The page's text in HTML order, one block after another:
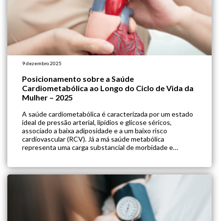
9 dezembro 2025
Posicionamento sobre a Saúde
Cardiometabólica ao Longo do Ciclo de Vida da
Mulher – 2025
A saúde cardiometabólica é caracterizada por um estado
ideal de pressão arterial, lipídios e glicose séricos,
associado a baixa adiposidade e a um baixo risco
cardiovascular (RCV). Já a má saúde metabólica
representa uma carga substancial de morbidade e